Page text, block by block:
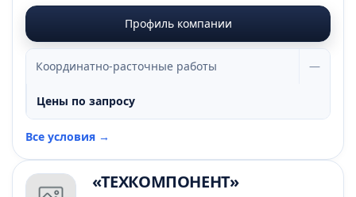
Профиль компании
Координатно-расточные работы —
Цены по запросу
Все условия →
«ТЕХКОМПОНЕНТ»